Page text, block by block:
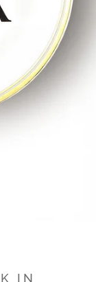
IN